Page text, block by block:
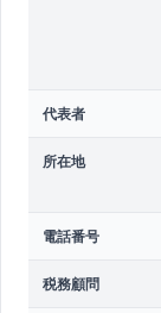
代表者
所在地
電話番号
税務顧問